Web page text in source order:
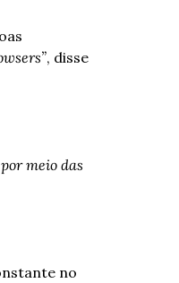
, disse
meio das
no